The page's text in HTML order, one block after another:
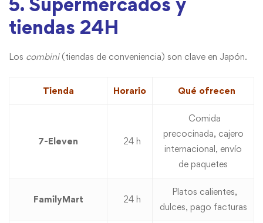
tiendas 24H
Los combini(tiendas de conveniencia) son clave en Japón.
Tienda Horario Qué ofrecen
7-Eleven 24 h
Comida
precocinada, cajero
internacional, envío
de paquetes
FamilyMart 24 h
Platos calientes,
dulces, pago facturas